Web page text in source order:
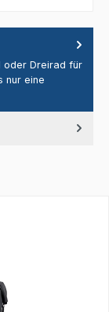
oder Dreirad für
nur eine